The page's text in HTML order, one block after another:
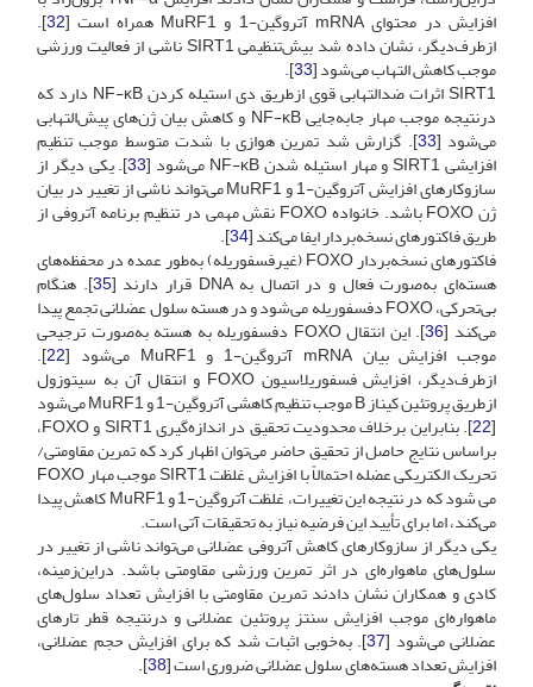
افزایش در محتوای mRNA آتروگین-1 و MuRF1 همراه است [ 32
].
از‌طرف‌دیگر، نشان داده شد بیش‌تنظیمی SIRT1 ناشی از فعالیت ورزشی
موجب کاهش التهاب می‌شود [33
].
SIRT1 اثرات ضدالتهابی قوی از‌طریق دی استیله کردن NF-ĸB دارد که
درنتیجه موجب مهار جابه‌جایی NF-ĸB و کاهش بیان ژن‌های پیش‌التهابی
می‌شود [33]. گزارش شد تمرین هوازی با شدت متوسط موجب تنظیم
افزایشی SIRT1 و مهار استیله شدن NF-ĸB ‌می‌شود [ 33]. یکی دیگر از
سازوکارهای افزایش آتروگین-1 و MuRF1 می‌تواند ناشی از تغییر در بیان
ژن FOXO باشد. خانواده FOXO نقش مهمی در تنظیم برنامه آتروفی از
طریق فاکتورهای نسخه‌بردار ایفا می‌کند [34
].
فاکتورهای نسخه‌بردار FOXO (غیرفسفوریله) به‌طور عمده در محفظه‌های
هسته‌ای به‌صورت فعال و در اتصال به DNA قرار دارند [ 35]. هنگام
بی‌تحرکی، FOXO دفسفوریله می‌شود و در هسته سلول عضلانی تجمع پیدا
می‌کند [36 ]. این انتقال FOXO دفسفوریله به هسته به‌صورت ترجیحی
موجب افزایش بیان mRNA آتروگین-1 و MuRF1 می‌شود [ 22
].
از‌طرف‌دیگر، افزایش فسفوریلاسیون FOXO و انتقال آن به سیتوزول
از‌طریق پروتئین کیناز B موجب تنظیم کاهشی آتروگین-1 و MuRF1 می‌شود
[
22 ]. بنابراین برخلاف محدودیت تحقیق در اندازه‌گیری SIRT1 و FOXO،
بر‌اساس نتایج حاصل از تحقیق حاضر می‌توان اظهار کرد که تمرین مقاومتی/
تحریک الکتریکی عضله احتمالاً با افزایش غلظت SIRT1 موجب مهار FOXO
می شود که در نتیجه این تغییرات، غلظت آتروگین-1 و MuRF1 کاهش پیدا
می‌کند، اما برای تأیید این فرضیه نیاز به تحقیقات آتی است.
یکی دیگر از سازوکارهای کاهش آتروفی عضلانی می‌تواند ناشی از تغییر در
سلول‌های ماهواره‌ای در اثر تمرین ورزشی مقاومتی باشد. در‌این‌زمینه،
کادی و همکاران نشان دادند تمرین مقاومتی با افزایش تعداد سلول‌های
ماهواره‌ای موجب افزایش سنتز پروتئین عضلانی و در‌نتیجه قطر تارهای
عضلانی می‌شود [37]. به‌خوبی اثبات شد که برای افزایش حجم عضلانی،
افزایش تعداد هسته‌های سلول عضلانی ضروری است [38
].